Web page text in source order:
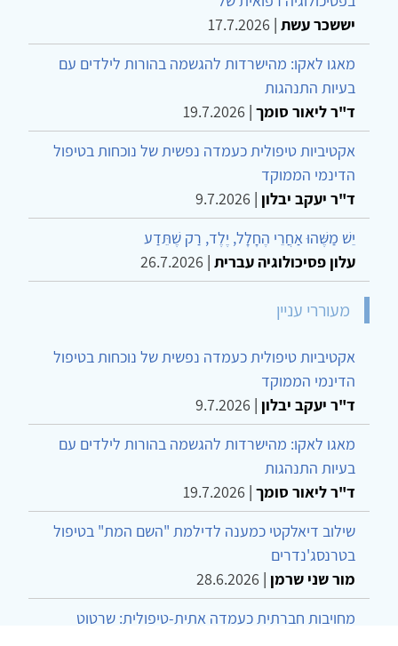
יששכר עשת |
17.7.2026
מאגו לאקו: מהישרדות להגשמה בהורות לילדים עם
בעיות התנהגות
ד"ר ליאור סומך |
19.7.2026
אקטיביות טיפולית כעמדה נפשית של נוכחות בטיפול
הדינמי הממוקד
ד"ר יעקב יבלון |
9.7.2026
יֵשׁ מַשֶּׁהוּ אַחֲרֵי הֶחָלָל, יֶלֶד, רַק שֶׁתֵּדַע
עלון פסיכולוגיה עברית |
26.7.2026
מעוררי עניין
אקטיביות טיפולית כעמדה נפשית של נוכחות בטיפול
הדינמי הממוקד
ד"ר יעקב יבלון |
9.7.2026
מאגו לאקו: מהישרדות להגשמה בהורות לילדים עם
בעיות התנהגות
ד"ר ליאור סומך |
19.7.2026
שילוב דיאלקטי כמענה לדילמת "השם המת" בטיפול
בטרנסג'נדרים
מור שני שרמן |
28.6.2026
מחויבות חברתית כעמדה אתית-טיפולית: שרטוט